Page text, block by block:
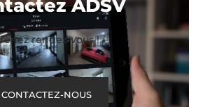
ADSV
rendez-vous !
CONTACTEZ-NOUS